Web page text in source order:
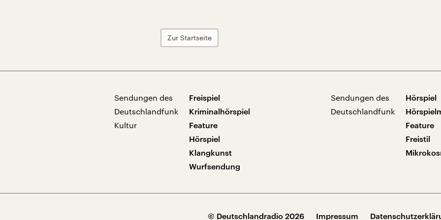
Zur Startseite
Sendungen des
Deutschlandfunk
Kultur
Freispiel
Kriminalhörspiel
Feature
Hörspiel
Klangkunst
Wurfsendung
Sendungen des
Deutschlandfunk
Hörspiel
Feature
Freistil
© Deutschlandradio 2026 Impressum